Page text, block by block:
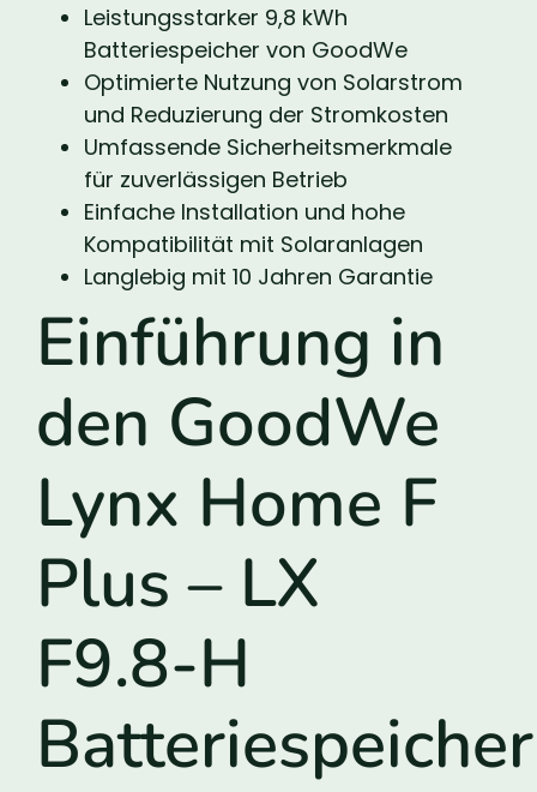
Leistungsstarker 9,8 kWh
Batteriespeicher von GoodWe
Optimierte Nutzung von Solarstrom
und Reduzierung der Stromkosten
Umfassende Sicherheitsmerkmale
für zuverlässigen Betrieb
Einfache Installation und hohe
Kompatibilität mit Solaranlagen
Langlebig mit 10 Jahren Garantie
Einführung in
den GoodWe
Lynx Home F
Plus – LX
F9.8-H
Batteriespeicher